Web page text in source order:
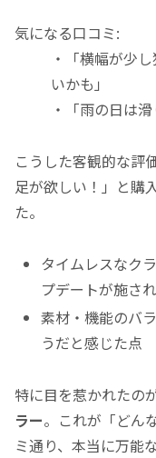
気になる口コミ:
・「横幅が少
いかも」
・「雨の日は
こうした客観的な評
足が欲しい！」と購
た。
タイムレスなク
プデートが施さ
素材・機能のバ
うだと感じた点
特に目を惹かれたのが
ラー。これが「どん
ミ通り、本当に万能な